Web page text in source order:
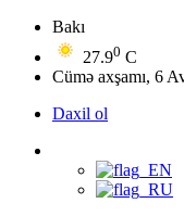
Bakı
27.90 C
Cümə axşamı, 6
Daxil ol